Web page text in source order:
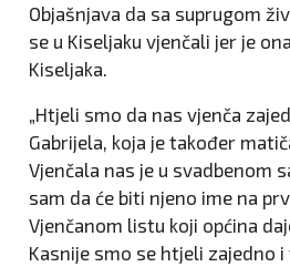
Objašnjava da sa suprugom
se u Kiseljaku vjenčali jer je
Kiseljaka.
„Htjeli smo da nas vjenča
Gabrijela, koja je također
Vjenčala nas je u svadbenom
sam da će biti njeno ime na
Vjenčanom listu koji općina
Kasnije smo se htjeli zajedno